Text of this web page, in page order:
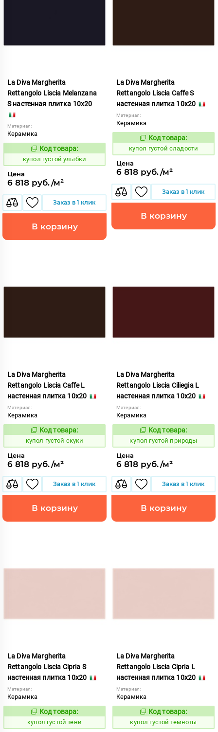
La Diva Margherita
Rettangolo Liscia Melanzana
S настенная плитка 10x20
Материал:
Керамика
846736
Код товара:
купол густой улыбки
Цена
6 818 руб./м²
Заказ в 1 клик
В корзину
La Diva Margherita
Rettangolo Liscia Caffe S
настенная плитка 10x20
Материал:
Керамика
846720
Код товара:
купол густой сладости
Цена
6 818 руб./м²
Заказ в 1 клик
В корзину
La Diva Margherita
Rettangolo Liscia Caffe L
настенная плитка 10x20
Материал:
Керамика
846719
Код товара:
купол густой скуки
Цена
6 818 руб./м²
Заказ в 1 клик
В корзину
La Diva Margherita
Rettangolo Liscia Ciliegia L
настенная плитка 10x20
Материал:
Керамика
846725
Код товара:
купол густой природы
Цена
6 818 руб./м²
Заказ в 1 клик
В корзину
La Diva Margherita
Rettangolo Liscia Cipria S
настенная плитка 10x20
Материал:
Керамика
846728
Код товара:
купол густой тени
La Diva Margherita
Rettangolo Liscia Cipria L
настенная плитка 10x20
Материал:
Керамика
846727
Код товара:
купол густой темноты